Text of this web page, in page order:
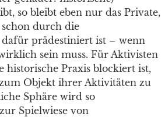
so bleibt eben nur das Private,
durch die
prädestiniert ist – wenn
sein muss. Für Aktivisten
historische Praxis blockiert ist,
Objekt ihrer Aktivitäten zu
Sphäre wird so
Spielwiese von